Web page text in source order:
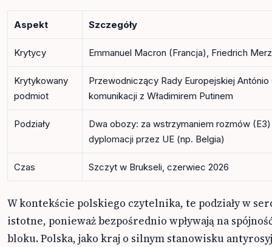
Aspekt Szczegóły
Krytycy Emmanuel Macron (Francja), Friedrich
Krytykowany
podmiot
Przewodniczący Rady Europejskiej
komunikacji z Władimirem Putinem
Podziały
Dwa obozy: za wstrzymaniem rozmów
dyplomacji przez UE (np. Belgia)
Czas Szczyt w Brukseli, czerwiec 2026
W kontekście polskiego czytelnika, te podziały w
istotne, ponieważ bezpośrednio wpływają na
bloku. Polska, jako kraj o silnym stanowisku